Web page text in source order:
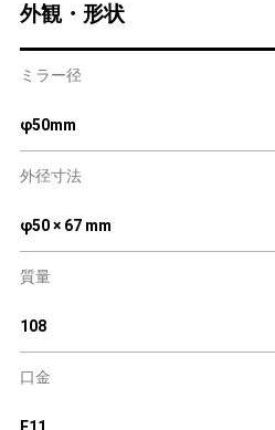
外観・形状
ミラー径
φ50mm
外径寸法
φ50 × 67 mm
質量
108
口金